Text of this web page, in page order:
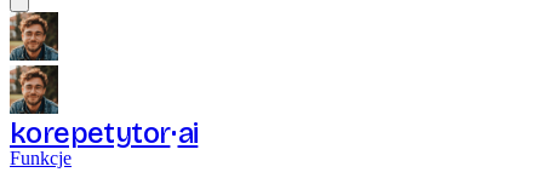
korepetytor ai
Funkcje